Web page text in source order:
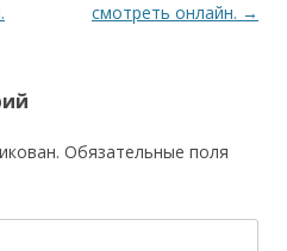
смотреть онлайн. →
Обязательные поля